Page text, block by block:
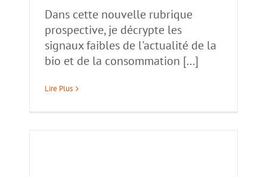
Dans cette nouvelle rubrique
prospective, je décrypte les
signaux faibles de l'actualité de la
bio et de la consommation [...]
Lire Plus